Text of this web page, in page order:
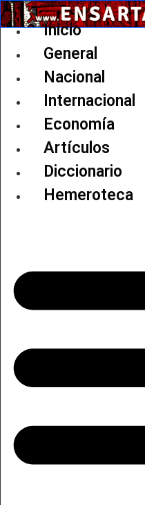
Ir
al
Inicio
General
Nacional
Internacional
Economía
Artículos
Diccionario
Hemeroteca